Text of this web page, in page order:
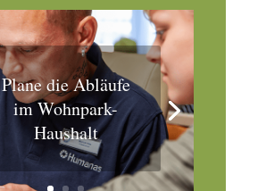
Plane die Abläufe
im Wohnpark-
Haushalt